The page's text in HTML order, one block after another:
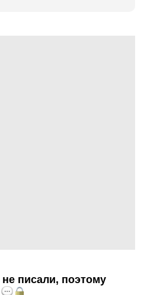
не писали, поэтому